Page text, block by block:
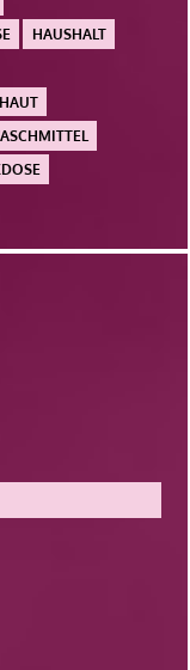
HAUSHALT